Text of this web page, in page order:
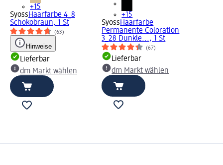
+15
SyossHaarfarbe 4_8
Schokobraun, 1 St
(63)
Hinweise
Lieferbar
dm Markt wählen
+15
SyossHaarfarbe
Permanente Coloration
3_28 Dunkle..., 1 St
(67)
Lieferbar
dm Markt wählen